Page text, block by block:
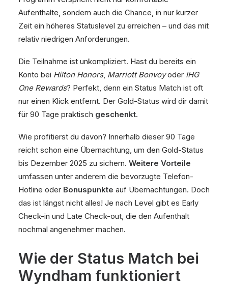
Aufenthalte, sondern auch die Chance, in nur kurzer
Zeit ein höheres Statuslevel zu erreichen – und das mit
relativ niedrigen Anforderungen.
Die Teilnahme ist unkompliziert. Hast du bereits ein
Konto bei Hilton Honors, Marriott Bonvoyoder IHG
One Rewards? Perfekt, denn ein Status Match ist oft
nur einen Klick entfernt. Der Gold-Status wird dir damit
für 90 Tage praktisch geschenkt.
Wie profitierst du davon? Innerhalb dieser 90 Tage
reicht schon eine Übernachtung, um den Gold-Status
bis Dezember 2025 zu sichern. Weitere Vorteile
umfassen unter anderem die bevorzugte Telefon-
Hotline oder Bonuspunkte auf Übernachtungen. Doch
das ist längst nicht alles! Je nach Level gibt es Early
Check-in und Late Check-out, die den Aufenthalt
nochmal angenehmer machen.
Wie der Status Match bei
Wyndham funktioniert